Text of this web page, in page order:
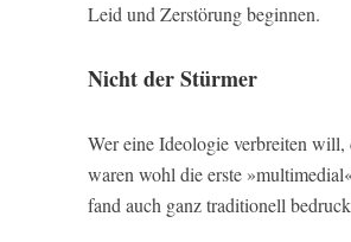
Leid und Zerstörung beginnen.
Nicht der Stürmer
Wer eine Ideologie verbreiten
waren wohl die erste
fand auch ganz traditionell